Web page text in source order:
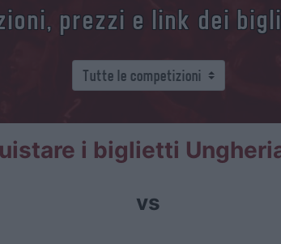
prezzi e link dei
i biglietti
vs